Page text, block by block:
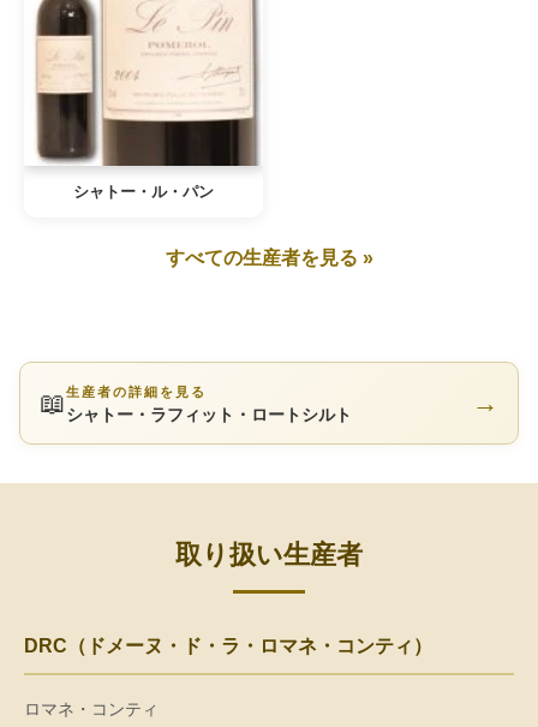
シャトー・ル・パン
すべての生産者を見る »
📖生産者の詳細を見る
シャトー・ラフィット・ロートシルト →
取り扱い生産者
DRC（ドメーヌ・ド・ラ・ロマネ・コンティ）
ロマネ・コンティ